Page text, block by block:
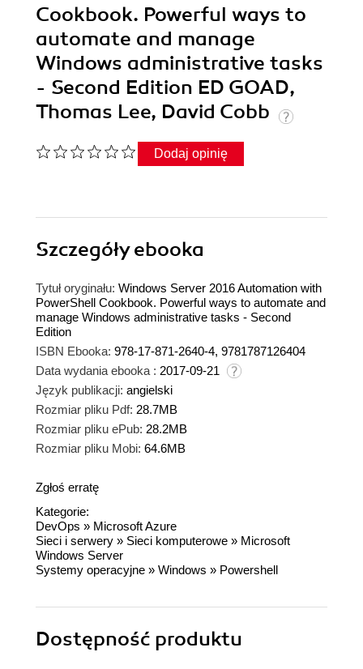
Cookbook. Powerful ways to
automate and manage
Windows administrative tasks
- Second Edition ED GOAD,
Thomas Lee, David Cobb
Dodaj opinię
Szczegółyebooka
Tytuł oryginału: Windows Server 2016 Automation with
PowerShell Cookbook. Powerful ways to automate and
manage Windows administrative tasks - Second
Edition
ISBN Ebooka: 978-17-871-2640-4, 9781787126404
Data wydania ebooka : 2017-09-21
Język publikacji: angielski
Rozmiar pliku Pdf: 28.7MB
Rozmiar pliku ePub: 28.2MB
Rozmiar pliku Mobi: 64.6MB
Zgłoś erratę
Kategorie:
DevOps » Microsoft Azure
Sieci i serwery » Sieci komputerowe » Microsoft
Windows Server
Systemy operacyjne » Windows » Powershell
Dostępność produktu